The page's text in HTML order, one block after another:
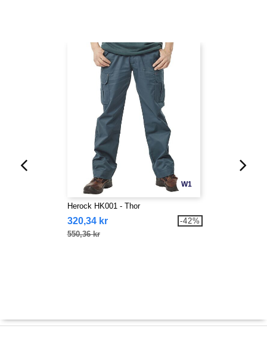
W1
Herock HK001 - Thor
320,34 kr
550,36 kr
-42%